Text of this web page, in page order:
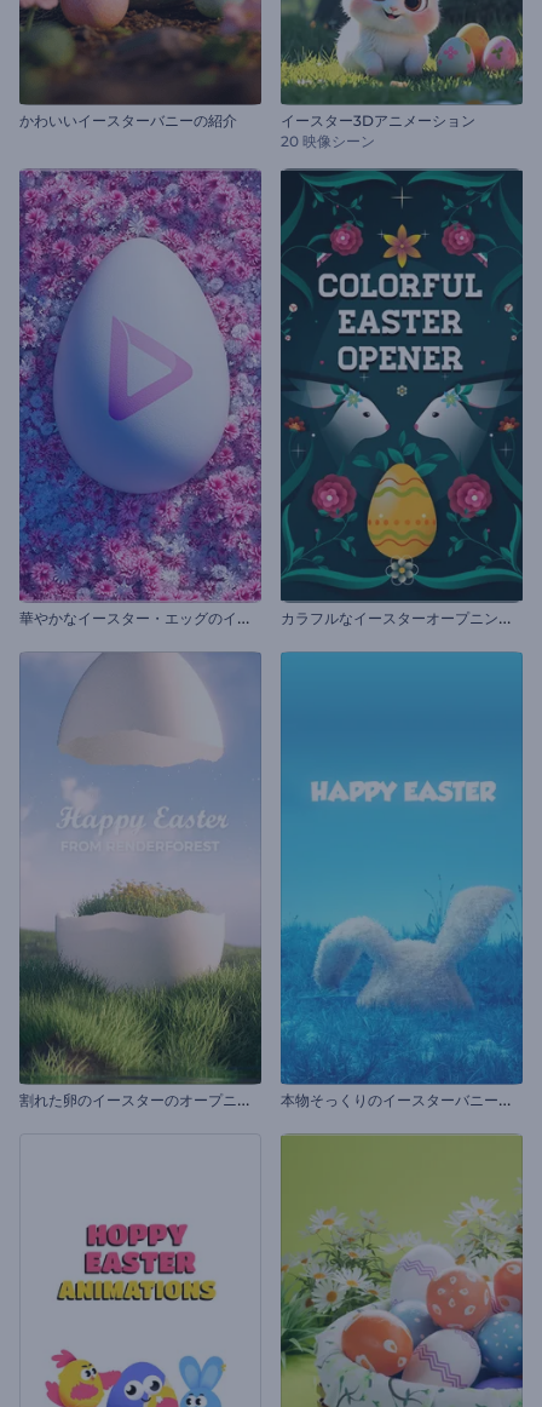
かわいいイースターバニーの紹介
イースター3Dアニメーション
20 映像シーン
華
やかなイースター・エッグのイントロ動画 カ
ラフルなイースターオープニング動画
割
れた卵のイースターのオープニング動画 本
物そっくりのイースターバニーのオープニング動画